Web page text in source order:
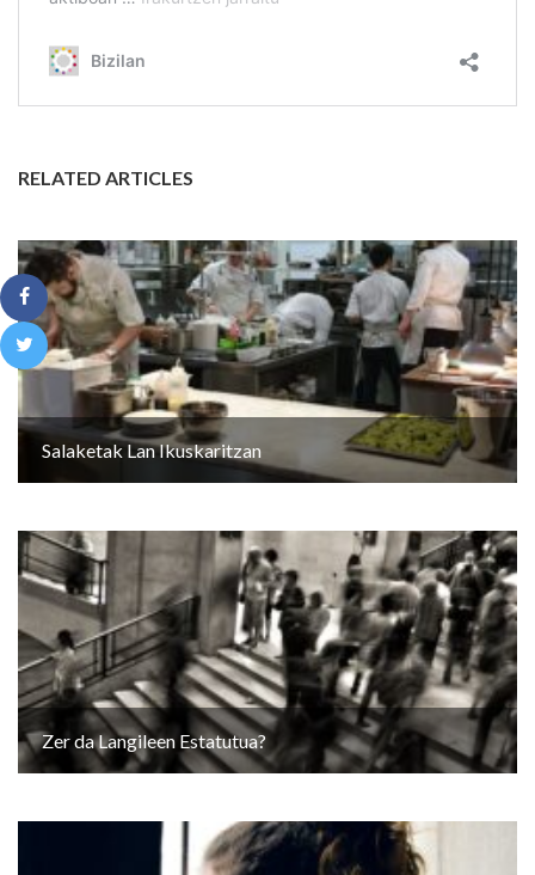
RELATED ARTICLES
Salaketak Lan Ikuskaritzan
Zer da Langileen Estatutua?